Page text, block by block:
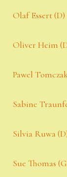
Olaf Essert (D)
Oliver Heim
Pawel
Sabine
Silvia Ruwa
Sue Thomas